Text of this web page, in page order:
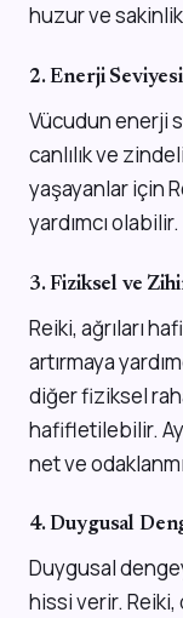
huzur ve
2. Enerji
Vücudun enerji
canlılık ve
yaşayanlar için
yardımcı olabilir.
3. Fiziksel ve
Reiki, ağrıları
artırmaya
diğer fiziksel
hafifletilebilir.
net ve
4. Duygusal
Duygusal
hissi verir.